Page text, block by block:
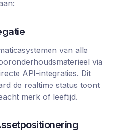
van alle
via
API-integraties. Dit
de realtime status toont
merk of leeftijd.